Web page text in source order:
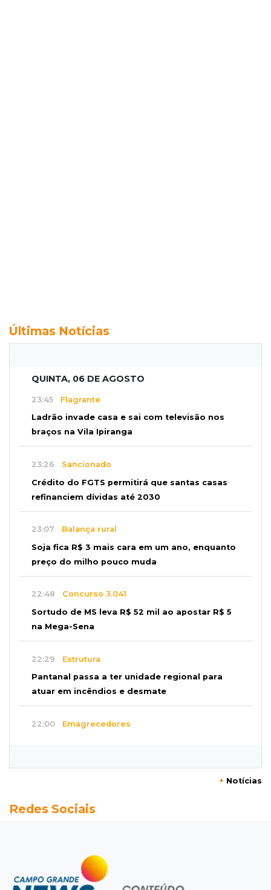
Últimas Notícias
QUINTA, 06 DE AGOSTO
23:45 Flagrante
Ladrão invade casa e sai com televisão nos
braços na Vila Ipiranga
23:26 Sancionado
Crédito do FGTS permitirá que santas casas
refinanciem dívidas até 2030
23:07 Balança rural
Soja fica R$ 3 mais cara em um ano, enquanto
preço do milho pouco muda
22:48 Concurso 3.041
Sortudo de MS leva R$ 52 mil ao apostar R$ 5
na Mega-Sena
22:29 Estrutura
Pantanal passa a ter unidade regional para
atuar em incêndios e desmate
22:00 Emagrecedores
Granizo danifica telhados e plantações
Agregado
Inter perde para o Corinthians mas avança às
quartas da Copa do Brasil
+ Notícias
Redes Sociais